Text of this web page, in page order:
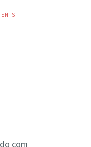
com